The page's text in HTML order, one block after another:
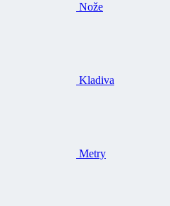
Nože
Kladiva
Metry